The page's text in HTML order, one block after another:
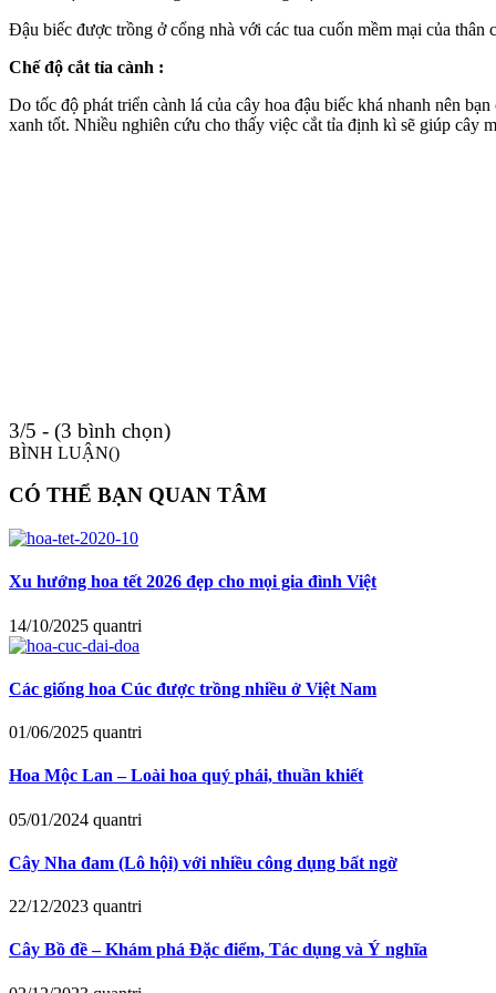
Đậu biếc được trồng ở cổng nhà với các tua cuốn mềm mại của
Chế độ cắt tỉa cành :
Do tốc độ phát triển cành lá của cây hoa đậu biếc khá nhanh nên
xanh tốt. Nhiều nghiên cứu cho thấy việc cắt tỉa định kì sẽ giúp cây
3/5 - (3 bình chọn)
BÌNH LUẬN()
CÓ THỂ BẠN QUAN TÂM
Xu hướng hoa tết 2026 đẹp cho mọi gia đình Việt
14/10/2025 quantri
Các giống hoa Cúc được trồng nhiều ở Việt Nam
01/06/2025 quantri
Hoa Mộc Lan – Loài hoa quý phái, thuần khiết
05/01/2024 quantri
Cây Nha đam (Lô hội) với nhiều công dụng bất ngờ
22/12/2023 quantri
Cây Bồ đề – Khám phá Đặc điểm, Tác dụng và Ý nghĩa